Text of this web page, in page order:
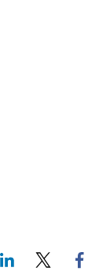
LinkedIn